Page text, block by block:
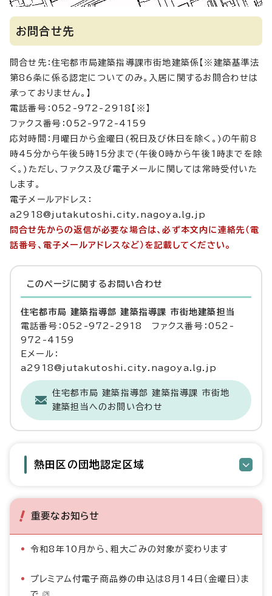
お問合せ先
問合せ先：住宅都市局建築指導課市街地建築係【※建築基準法
第86条に係る認定についてのみ。入居に関するお問合わせは
承っておりません。】
電話番号：052-972-2918【※】
ファクス番号：052-972-4159
応対時間：月曜日から金曜日(祝日及び休日を除く。)の午前8
時45分から午後5時15分まで(午後0時から午後1時までを除
く。)ただし、ファクス及び電子メールに関しては常時受付いた
します。
電子メールアドレス：
a2918@jutakutoshi.city.nagoya.lg.jp
問合せ先からの返信が必要な場合は、必ず本文内に連絡先（電
話番号、電子メールアドレスなど）を記載してください。
このページに関する お問い合わせ
住宅都市局 建築指導部 建築指導課 市街地建築担当
電話番号：052-972-2918 ファクス番号：052-
972-4159
Eメール：
a2918@jutakutoshi.city.nagoya.lg.jp
住宅都市局 建築指導部 建築指導課 市街地
建築担当へのお問い合わせ
熱田区の団地認定区域
重要なお知らせ
令和8年10月から、粗大ごみの対象が変わります
プレミアム付電子商品券の申込は8月14日（金曜日）ま
で